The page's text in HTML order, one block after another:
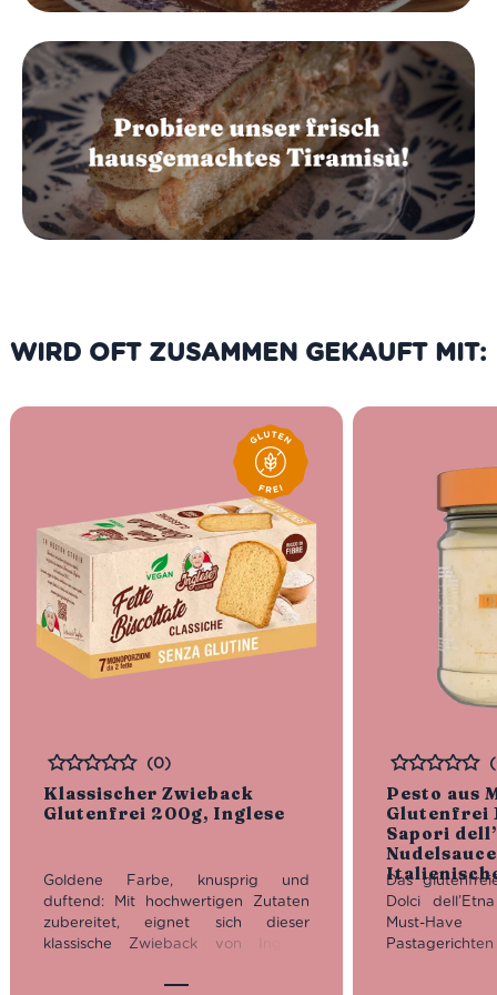
WIRD OFT ZUSAMMEN GEKAUFT MIT:
Klassischer Zwieback
Glutenfrei 200g, Inglese
Bewertet
(0)
Goldene Farbe, knusprig und
duftend: Mit hochwertigen Zutaten
zubereitet, eignet sich dieser
klassische Zwieback von Inglese
Brotersatz zu anderen Mahlzeiten.
Pesto aus
Glutenfrei
Sapori
Bewertet
Das
Dolci
Must-